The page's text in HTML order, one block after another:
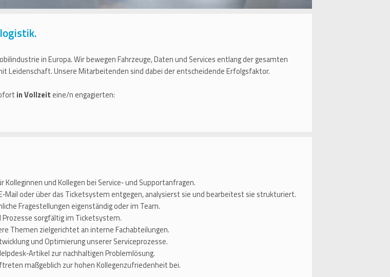
in Europa. Wir bewegen Fahrzeuge, Daten und Services entlang der gesamten
Leidenschaft. Unsere Mitarbeitenden sind dabei der entscheidende Erfolgsfaktor.
in Vollzeit eine/n engagierten:
und Kollegen bei Service‑ und Supportanfragen.
oder über das Ticketsystem entgegen, analysierst sie und bearbeitest sie strukturiert.
Fragestellungen eigenständig oder im Team.
sorgfältig im Ticketsystem.
Themen zielgerichtet an interne Fachabteilungen.
und Optimierung unserer Serviceprozesse.
zur nachhaltigen Problemlösung.
maßgeblich zur hohen Kollegenzufriedenheit bei.